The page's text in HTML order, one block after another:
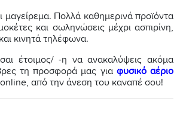
μαγείρεμα. Πολλά καθημερινά προϊόντα
και σωληνώσεις μέχρι ασπιρίνη,
κινητά τηλέφωνα.
έτοιμος/ -η να ανακαλύψεις ακόμα
τη προσφορά μας για φυσικό αέριο
online, από την άνεση του καναπέ σου!